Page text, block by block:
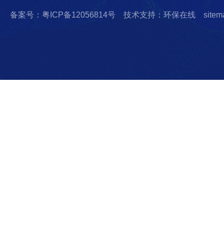
备案号：粤ICP备12056814号 技术支持：环保在线